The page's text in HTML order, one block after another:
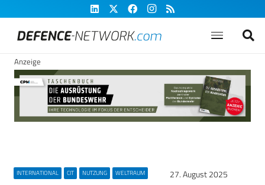
Anzeige
INTERNATIONAL CIT NUTZUNG WELTRAUM 27. August 2025